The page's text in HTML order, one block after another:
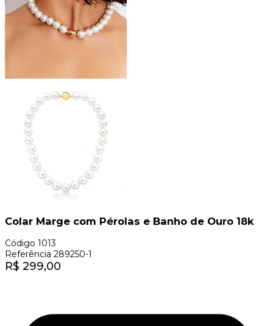
Colar Marge com Pérolas e Banho de Ouro 18k
Código 1013
Referência 289250-1
R$ 299,00